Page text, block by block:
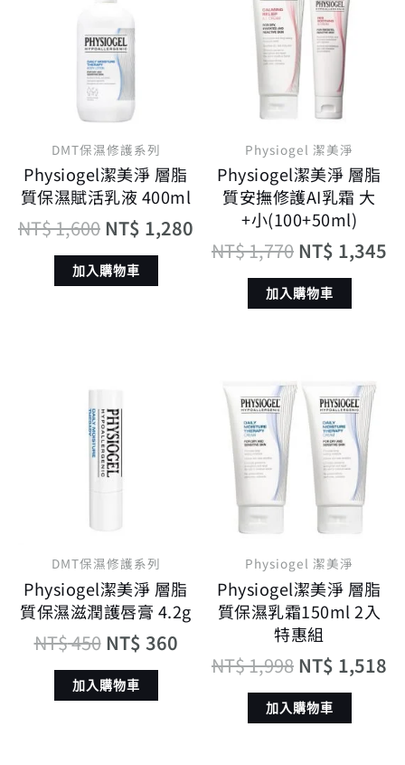
DMT保濕修護系列
Physiogel潔美淨 層脂
質保濕賦活乳液 400ml
NT$1,600
格：
NT$ 1,600。
NT$ 1,280
NT$ 1,280。
加入購物車
Physiogel 潔美淨
Physiogel潔美淨 層脂
質安撫修護AI乳霜 大
+小(100+50ml)
NT$1,770
價
格：
NT$ 1,770。
NT$ 1,345
加入購物車
DMT保濕修護系列
Physiogel潔美淨 層脂
質保濕滋潤護唇膏 4.2g
NT$450
始
價
格：
NT$ 450。
NT$ 360
NT$ 360。
加入購物車
Physiogel 潔美淨
Physiogel潔美淨 層脂
質保濕乳霜150ml 2入
特惠組
NT$1,998
始
價
格：
NT$ 1,998。
NT$ 1,518
加入購物車